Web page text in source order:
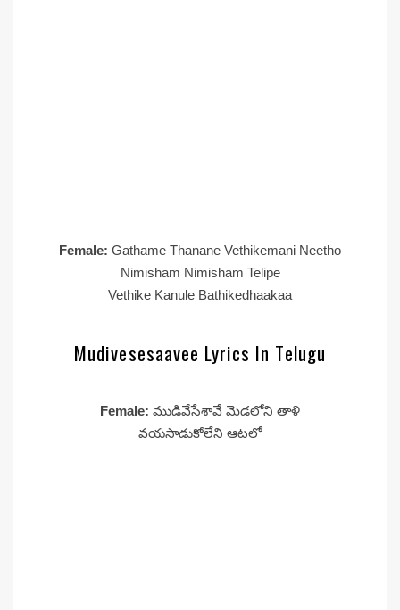
Female: Gathame Thanane Vethikemani Neetho
Nimisham Nimisham Telipe
Vethike Kanule Bathikedhaakaa
Mudivesesaavee Lyrics In Telugu
Female: ముడివేసేశావే మెడలోని తాళి
వయసాడుకోలేని ఆటలో